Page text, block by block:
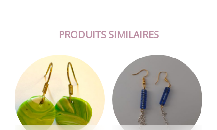
PRODUITS SIMILAIRES